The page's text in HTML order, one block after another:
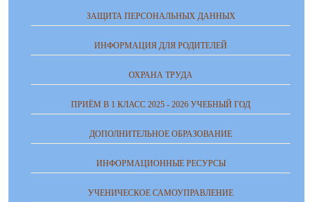
ЗАЩИТА ПЕРСОНАЛЬНЫХ ДАННЫХ
ИНФОРМАЦИЯ ДЛЯ РОДИТЕЛЕЙ
ОХРАНА ТРУДА
ПРИЁМ В 1 КЛАСС 2025 - 2026 УЧЕБНЫЙ ГОД
ДОПОЛНИТЕЛЬНОЕ ОБРАЗОВАНИЕ
ИНФОРМАЦИОННЫЕ РЕСУРСЫ
УЧЕНИЧЕСКОЕ САМОУПРАВЛЕНИЕ